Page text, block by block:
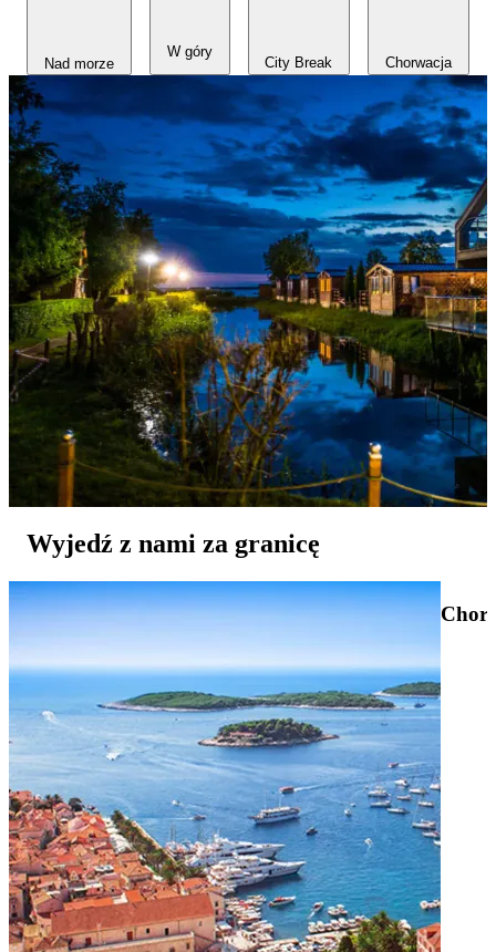
Każdy wyjazd
zaczyna się
tutaj
Nad morze
W góry
City Break Chorwacja
Wyjedź z nami za granicę